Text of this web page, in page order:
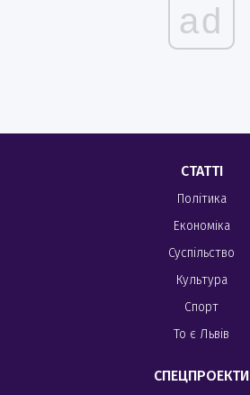
ad
СТАТТІ
Політика
Економіка
Суспільство
Культура
Спорт
То є Львів
СПЕЦПРОЕКТИ